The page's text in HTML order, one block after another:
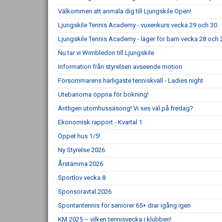
Välkommen att anmäla dig till Ljungskile Open!
Ljungskile Tennis Academy - vuxenkurs vecka 29 och 30
Ljungskile Tennis Academy - läger för barn vecka 28 och
Nu tar vi Wimbledon till Ljungskile
Information från styrelsen avseende motion
Försommarens härligaste tenniskväll - Ladies night
Utebanorna öppna för bokning!
Äntligen utomhussäsong! Vi ses väl på fredag?
Ekonomisk rapport - Kvartal 1
Öppet hus 1/5!
Ny Styrelse 2026
Årstämma 2026
Sportlov vecka 8
Sponsoravtal 2026
Spontantennis för seniorer 65+ drar igång igen
KM 2025 – vilken tennisvecka i klubben!